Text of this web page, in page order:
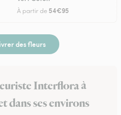
À partir de 54€95
des fleurs
Interflora à
dans ses environs